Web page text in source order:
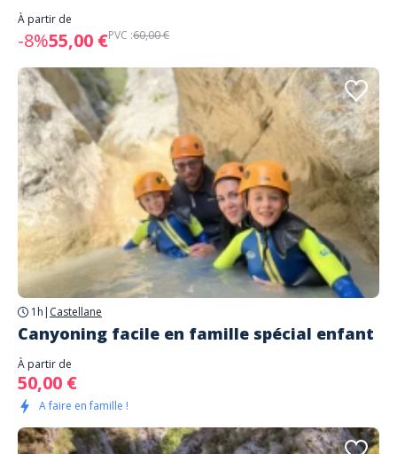
À partir de
-8%55,00 €PVC :60,00 €
1h | Castellane
Canyoning facile en famille spécial enfant
À partir de
50,00 €
A faire en famille !